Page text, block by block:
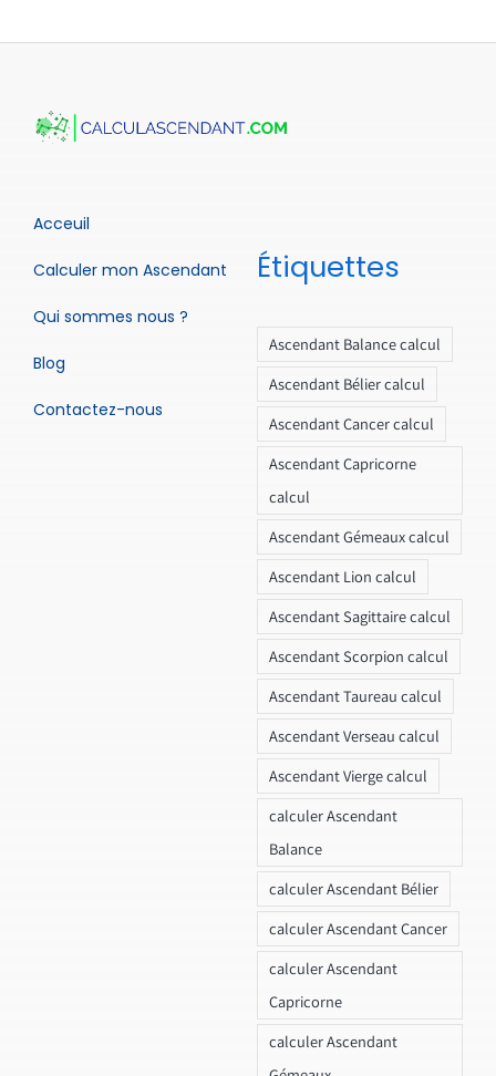
Acceuil
Calculer mon Ascendant
Qui sommes nous ?
Blog
Contactez-nous
Étiquettes
Ascendant Balance calcul
Ascendant Bélier calcul
Ascendant Cancer calcul
Ascendant Capricorne
calcul
Ascendant Gémeaux calcul
Ascendant Lion calcul
Ascendant Sagittaire calcul
Ascendant Scorpion calcul
Ascendant Taureau calcul
Ascendant Verseau calcul
Ascendant Vierge calcul
calculer Ascendant
Balance
calculer Ascendant Bélier
calculer Ascendant Cancer
calculer Ascendant
Capricorne
calculer Ascendant